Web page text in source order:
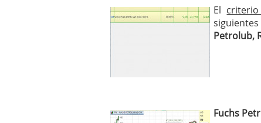
El
Petrolub,
Fuchs